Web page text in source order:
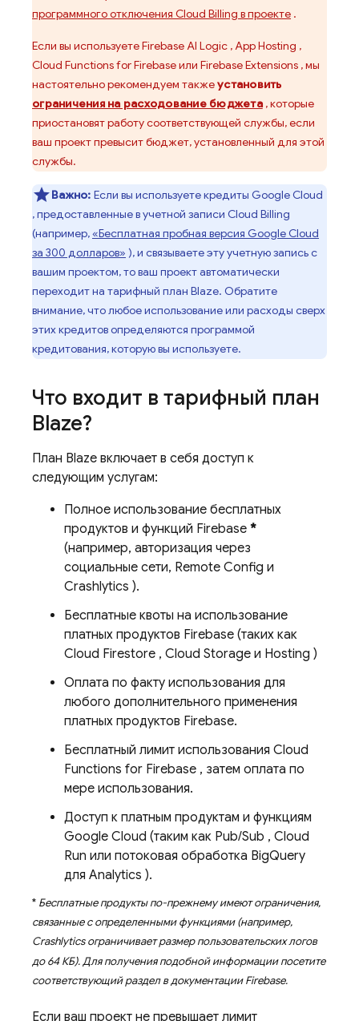
программного отключения Cloud Billing в проекте .
Если вы используетеFirebase AI Logic ,App Hosting ,
Cloud Functions for Firebaseили Firebase Extensions , мы
настоятельно рекомендуем такжеустановить
ограничения на расходование бюджета, которые
приостановят работу соответствующей службы, если
ваш проект превысит бюджет, установленный для этой
службы.
Важно: Если вы используете кредиты Google Cloud
, предоставленные в учетной записи Cloud Billing
(например,«Бесплатная пробная версия Google Cloud
за 300 долларов» ), и связываете эту учетную запись с
вашим проектом, то ваш проект автоматически
переходит на тарифный план Blaze. Обратите
внимание, что любое использование или расходы сверх
этих кредитов определяются программой
кредитования, которую вы используете.
Что входит в тарифный план
Blaze?
План Blaze включает в себя доступ к
следующим услугам:
Полное использование бесплатных
продуктов и функций Firebase *
(например, авторизация через
социальные сети, Remote Config и
Crashlytics ).
Бесплатные квоты на использование
платных продуктов Firebase (таких как
Cloud Firestore , Cloud Storage и Hosting )
Оплата по факту использования для
любого дополнительного применения
платных продуктов Firebase.
Бесплатный лимит использования Cloud
Functions for Firebase , затем оплата по
мере использования.
Доступ к платным продуктам и функциям
Google Cloud (таким как Pub/Sub , Cloud
Run или потоковая обработка BigQuery
для Analytics ).
* Бесплатные продукты по-прежнему имеют ограничения,
связанные с определенными функциями (например,
Crashlyticsограничивает размер пользовательских логов
до 64 КБ). Для получения подобной информации посетите
соответствующий раздел в документации Firebase.
Если ваш проект не превышает лимит